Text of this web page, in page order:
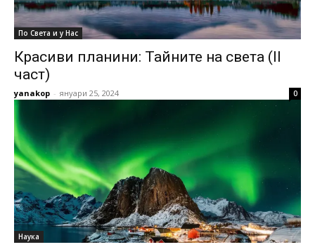
По Света и у Нас
Красиви планини: Тайните на света (II
част)
yanakop - януари 25, 2024 0
Наука